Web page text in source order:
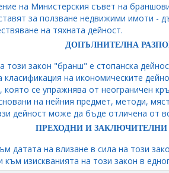
на Министерския съвет на
за ползване недвижими имоти -
на тяхната дейност.
ДОПЪЛНИТЕЛНА
този закон "бранш" е стопанска
класификация на икономическите
която се упражнява от неограничен
на нейния предмет, методи,
дейност може да бъде отличена от
ПРЕХОДНИ И ЗАКЛЮЧИТЕЛНИ
датата на влизане в сила на този
към изискванията на този закон в